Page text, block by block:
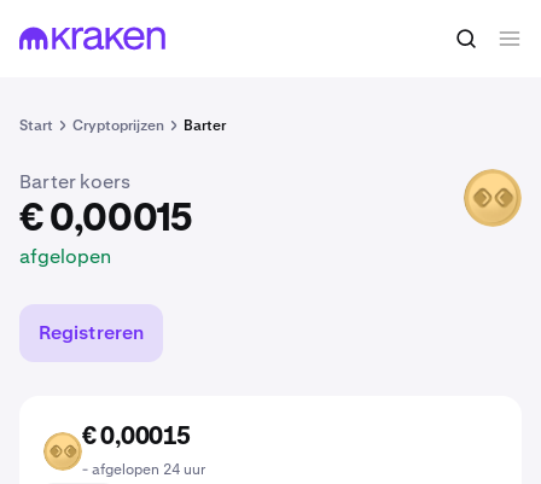
Start Cryptoprijzen Barter
€ 0,00015 BRTR kopen
Barter koers
€ 0,00015
afgelopen
BRTR
Registreren
BRTR
€ 0,00015
- afgelopen 24 uur